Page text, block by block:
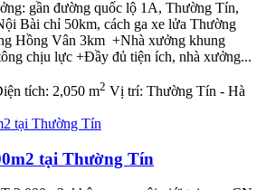
gần đường quốc lộ 1A, Thường Tín,
Bài chỉ 50km, cách ga xe lửa Thường
Hồng Vân 3km +Nhà xưởng khung
chịu lực +Đầy đủ tiện ích, nhà xưởng...
tích: 2,050 m2 Vị trí: Thường Tín - Hà
tại Thường Tín